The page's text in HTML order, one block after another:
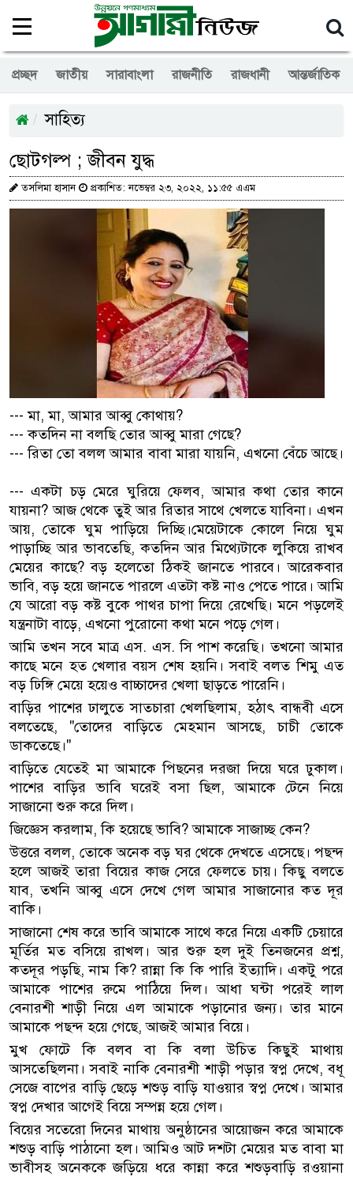
প্রচ্ছদ জাতীয় সারাবাংলা রাজনীতি রাজধানী আন্তর্জাতিক
সাহিত্য
ছোটগল্প ; জীবন যুদ্ধ
তসলিমা হাসান প্রকাশিত: নভেম্বর ২৩, ২০২২, ১১:৫৫ এএম
--- মা, মা, আমার আব্বু কোথায়?
--- কতদিন না বলছি তোর আব্বু মারা গেছে?
--- রিতা তো বলল আমার বাবা মারা যায়নি, এখনো বেঁচে আছে।
--- একটা চড় মেরে ঘুরিয়ে ফেলব, আমার কথা তোর কানে
যায়না? আজ থেকে তুই আর রিতার সাথে খেলতে যাবিনা। এখন
আয়, তোকে ঘুম পাড়িয়ে দিচ্ছি।মেয়েটাকে কোলে নিয়ে ঘুম
পাড়াচ্ছি আর ভাবতেছি, কতদিন আর মিথ্যেটাকে লুকিয়ে রাখব
মেয়ের কাছে? বড় হলেতো ঠিকই জানতে পারবে। আরেকবার
ভাবি, বড় হয়ে জানতে পারলে এতটা কষ্ট নাও পেতে পারে। আমি
যে আরো বড় কষ্ট বুকে পাথর চাপা দিয়ে রেখেছি। মনে পড়লেই
যন্ত্রনাটা বাড়ে, এখনো পুরোনো কথা মনে পড়ে গেল।
আমি তখন সবে মাত্র এস. এস. সি পাশ করেছি। তখনো আমার
কাছে মনে হত খেলার বয়স শেষ হয়নি। সবাই বলত শিমু এত
বড় ঢিঙ্গি মেয়ে হয়েও বাচ্চাদের খেলা ছাড়তে পারেনি।
বাড়ির পাশের ঢালুতে সাতচারা খেলছিলাম, হঠাৎ বান্ধবী এসে
বলতেছে, "তোদের বাড়িতে মেহমান আসছে, চাচী তোকে
ডাকতেছে।"
বাড়িতে যেতেই মা আমাকে পিছনের দরজা দিয়ে ঘরে ঢুকাল।
পাশের বাড়ির ভাবি ঘরেই বসা ছিল, আমাকে টেনে নিয়ে
সাজানো শুরু করে দিল।
জিজ্ঞেস করলাম, কি হয়েছে ভাবি? আমাকে সাজাচ্ছ কেন?
উত্তরে বলল, তোকে অনেক বড় ঘর থেকে দেখতে এসেছে। পছন্দ
হলে আজই তারা বিয়ের কাজ সেরে ফেলতে চায়। কিছু বলতে
যাব, তখনি আব্বু এসে দেখে গেল আমার সাজানোর কত দূর
বাকি।
সাজানো শেষ করে ভাবি আমাকে সাথে করে নিয়ে একটি চেয়ারে
মূর্তির মত বসিয়ে রাখল। আর শুরু হল দুই তিনজনের প্রশ্ন,
কতদূর পড়ছি, নাম কি? রান্না কি কি পারি ইত্যাদি। একটু পরে
আমাকে পাশের রুমে পাঠিয়ে দিল। আধা ঘন্টা পরেই লাল
বেনারশী শাড়ী নিয়ে এল আমাকে পড়ানোর জন্য। তার মানে
আমাকে পছন্দ হয়ে গেছে, আজই আমার বিয়ে।
মুখ ফোটে কি বলব বা কি বলা উচিত কিছুই মাথায়
আসতেছিলনা। সবাই নাকি বেনারশী শাড়ী পড়ার স্বপ্ন দেখে, বধূ
সেজে বাপের বাড়ি ছেড়ে শশুড় বাড়ি যাওয়ার স্বপ্ন দেখে। আমার
স্বপ্ন দেখার আগেই বিয়ে সম্পন্ন হয়ে গেল।
বিয়ের সতেরো দিনের মাথায় অনুষ্ঠানের আয়োজন করে আমাকে
শশুড় বাড়ি পাঠানো হল। আমিও আট দশটা মেয়ের মত বাবা মা
ভাবীসহ অনেককে জড়িয়ে ধরে কান্না করে শশুড়বাড়ি রওয়ানা